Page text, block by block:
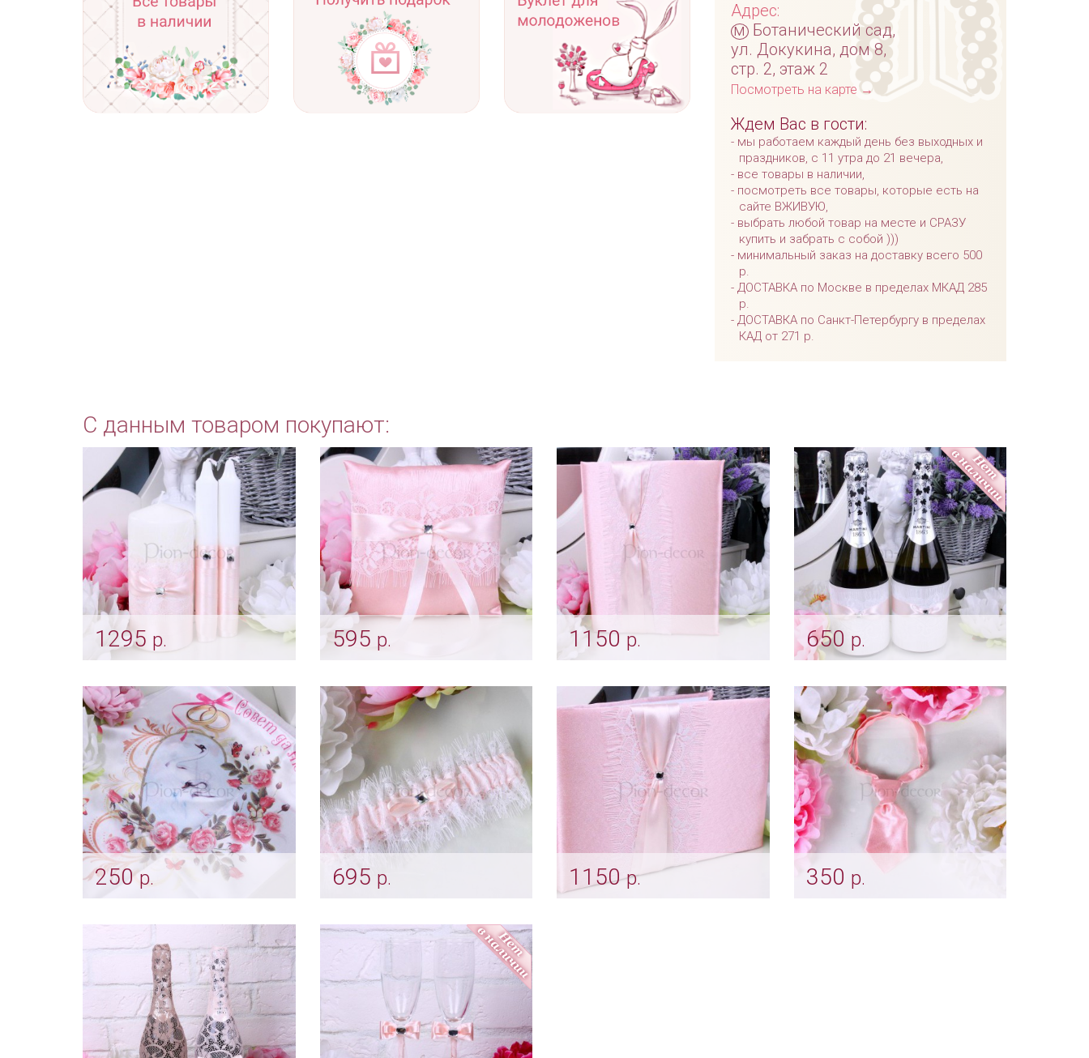
Адрес:
м Ботанический сад,
ул. Докукина, дом 8,
стр. 2, этаж 2
Посмотреть на карте →
Ждем Вас в гости:
мы работаем каждый день без выходных и
праздников, с 11 утра до 21 вечера,
все товары в наличии,
посмотреть все товары, которые есть на
сайте ВЖИВУЮ,
выбрать любой товар на месте и СРАЗУ
купить и забрать с собой )))
минимальный заказ на доставку всего 500
р.
ДОСТАВКА по Москве в пределах МКАД 285
р.
ДОСТАВКА по Санкт-Петербургу в пределах
КАД от 271 р.
С данным товаром покупают:
1295 р.
rose»
Арт: svch_0218
595 р.
«Smoky rose»
Арт: pod_0249
1150 р.
«Smoky rose»
Арт: pap_0224
650 р.
rose»
Арт: sham_0196
250р.
Арт: rush_0160
695 р.
Арт: podv_0166
1150р. 350 р.